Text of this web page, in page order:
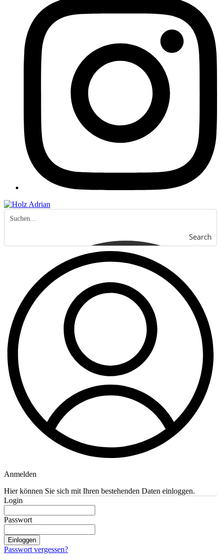
Search
Anmelden
Hier können Sie sich mit Ihren bestehenden Daten einloggen.
Login
Passwort
Einloggen
Passwort vergessen?